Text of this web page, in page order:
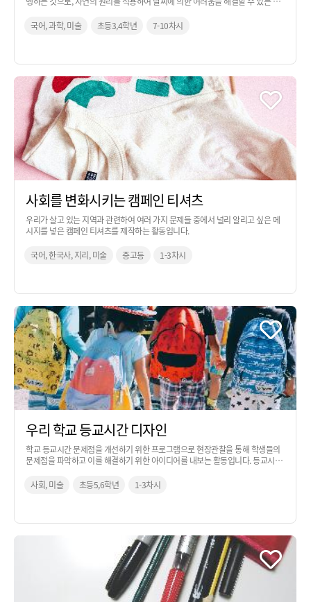
합니다.
국어, 과학, 미술 초등3,4학년 7-10차시
사회를 변화시키는 캠페인 티셔츠
우리가 살고 있는 지역과 관련하여 여러 가지 문제들 중에서 널리 알리고 싶은 메
시지를 넣은 캠페인 티셔츠를 제작하는 활동입니다.
국어, 한국사, 지리, 미술 중고등 1-3차시
우리 학교 등교시간 디자인
학교 등교시간 문제점을 개선하기 위한 프로그램으로 현장관찰을 통해 학생들의
문제점을 파악하고 이를 해결하기 위한 아이디어를 내보는 활동입니다. 등교시간
사회, 미술
초등5,6학년 1-3차시